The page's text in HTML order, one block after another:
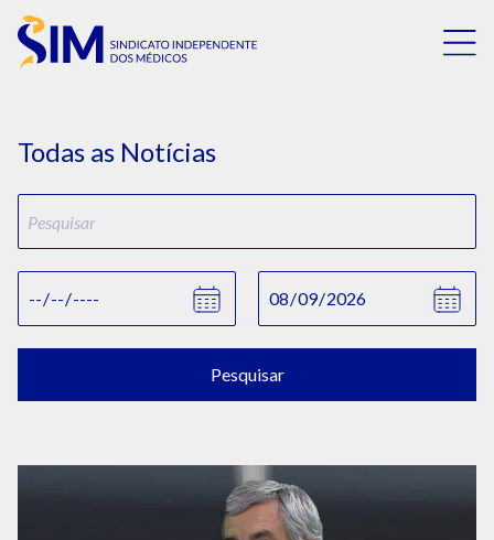
Todas as Notícias
Pesquisar